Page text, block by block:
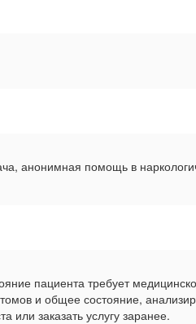
анонимная помощь в
пациента требует
и общее состояние,
заказать услугу заранее.